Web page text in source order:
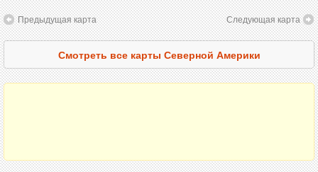
Предыдущая карта Следующая карта
Смотреть все карты Северной Америки